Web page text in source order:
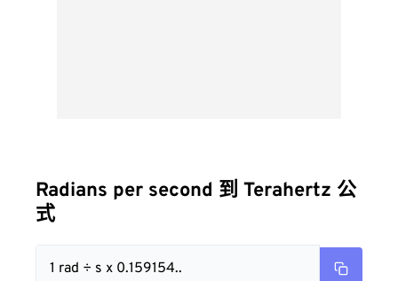
Radians per second 到 Terahertz 公
式
1 rad ÷ s x 0.159154..